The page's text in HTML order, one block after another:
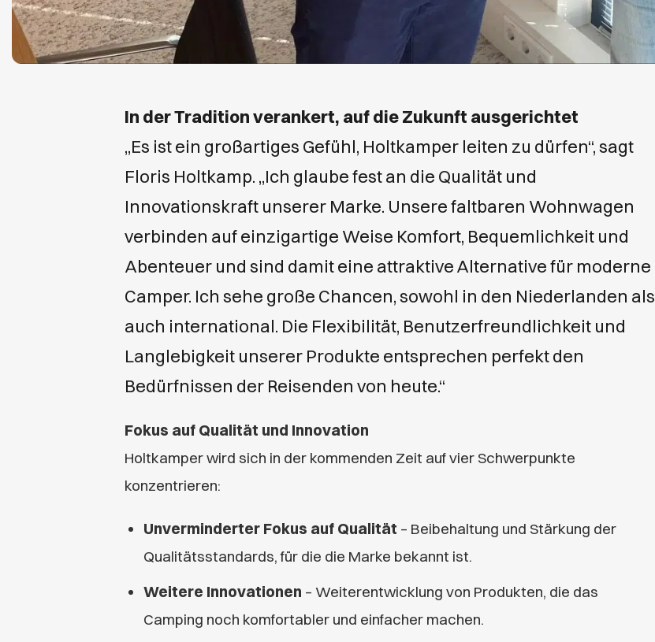
In der Tradition verankert, auf die Zukunft ausgerichtet
„Es ist ein großartiges Gefühl, Holtkamper leiten zu dürfen“, sagt
Floris Holtkamp. „Ich glaube fest an die Qualität und
Innovationskraft unserer Marke. Unsere faltbaren Wohnwagen
verbinden auf einzigartige Weise Komfort, Bequemlichkeit und
Abenteuer und sind damit eine attraktive Alternative für moderne
Camper. Ich sehe große Chancen, sowohl in den Niederlanden als
auch international. Die Flexibilität, Benutzerfreundlichkeit und
Langlebigkeit unserer Produkte entsprechen perfekt den
Bedürfnissen der Reisenden von heute.“
Fokus auf Qualität und Innovation
Holtkamper wird sich in der kommenden Zeit auf vier Schwerpunkte
konzentrieren:
Unverminderter Fokus auf Qualität – Beibehaltung und Stärkung der
Qualitätsstandards, für die die Marke bekannt ist.
Weitere Innovationen – Weiterentwicklung von Produkten, die das
Camping noch komfortabler und einfacher machen.